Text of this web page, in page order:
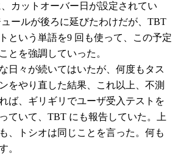
カットオーバー日が設定されてい
ールが後ろに延びたわけだが、TBT
という単語を9 回も使って、この予定
とを強調していった。
日々が続いてはいたが、何度もタス
をやり直した結果、これ以上、不測
ば、ギリギリでユーザ受入テストを
ていて、TBT にも報告していた。上
、トシオは同じことを言った。何も
。